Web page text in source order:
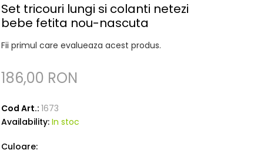
Set tricouri lungi si colanti netezi
bebe fetita nou-nascuta
Fii primul care evalueaza acest produs.
186,00 RON
Cod Art.: 1673
Availability: In stoc
Culoare: